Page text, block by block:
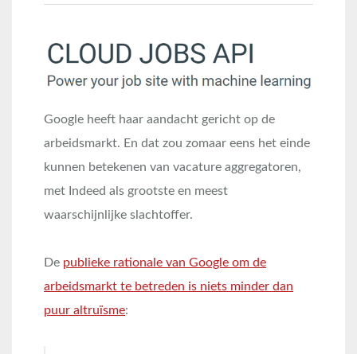
Google heeft haar aandacht gericht op de
arbeidsmarkt. En dat zou zomaar eens het einde
kunnen betekenen van vacature aggregatoren,
met Indeed als grootste en meest
waarschijnlijke slachtoffer.
De publieke rationale van Google om de
arbeidsmarkt te betreden is niets minder dan
puur altruïsme: